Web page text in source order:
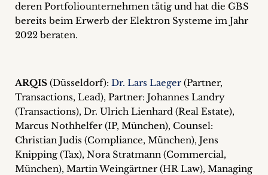
deren Portfoliounternehmen tätig und hat die GBS
bereits beim Erwerb der Elektron Systeme im Jahr
2022 beraten.
ARQIS (Düsseldorf): Dr. Lars Laeger (Partner,
Transactions, Lead), Partner: Johannes Landry
(Transactions), Dr. Ulrich Lienhard (Real Estate),
Marcus Nothhelfer (IP, München), Counsel:
Christian Judis (Compliance, München), Jens
Knipping (Tax), Nora Stratmann (Commercial,
München), Martin Weingärtner (HR Law), Managing